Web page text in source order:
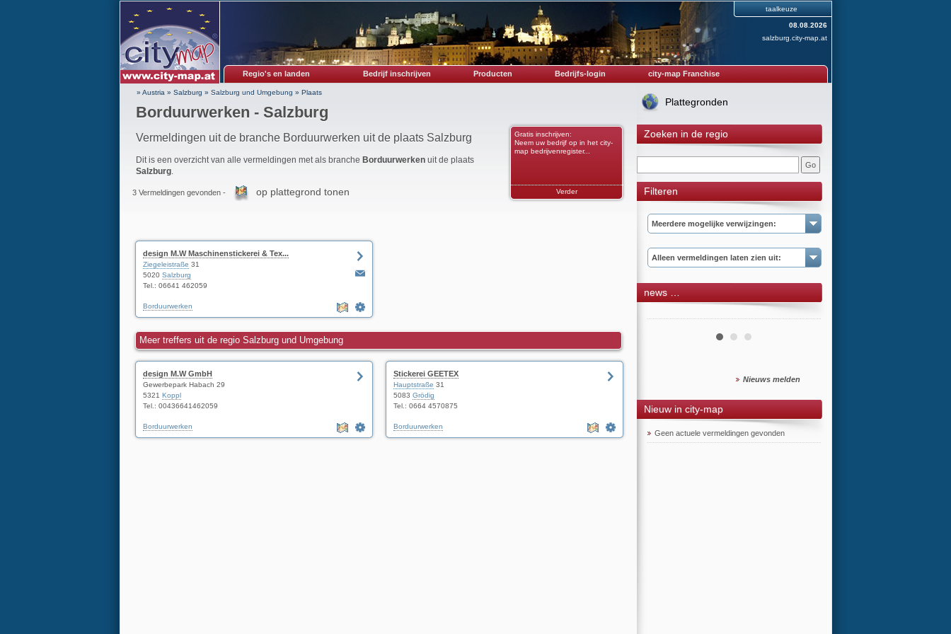
taalkeuze
08.08.2026
salzburg.city-map.at
Regio's en landen Bedrijf inschrijven Producten Bedrijfs-login city-map Franchise
» Austria » Salzburg » Salzburg und Umgebung » Plaats
Borduurwerken - Salzburg
Vermeldingen uit de branche Borduurwerken uit de plaats Salzburg
Gratis inschrijven:
Neem uw bedrijf op in het city-
map bedrijvenregister...
Verder
Dit is een overzicht van alle vermeldingen met als branche Borduurwerkenuit de plaats
Salzburg.
3 Vermeldingen gevonden - op plattegrond tonen
design M.W Maschinenstickerei & Tex...
Ziegeleistraße 31
5020 Salzburg
Tel.: 06641 462059
Borduurwerken
Meer treffers uit de regio Salzburg und Umgebung
design M.W GmbH
Gewerbepark Habach 29
5321 Koppl
Tel.: 00436641462059
Borduurwerken
Stickerei GEETEX
Hauptstraße 31
5083 Grödig
Tel.: 0664 4570875
Borduurwerken
Plattegronden
Zoeken in de regio
Filteren
Meerdere mogelijke verwijzingen:
Alleen vermeldingen laten zien uit:
news …
Nieuws melden
Nieuw in city-map
Geen actuele vermeldingen gevonden